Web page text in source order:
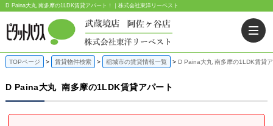
D Paina大丸 南多摩の1LDK賃貸アパート！｜株式会社東洋リーベスト
TOPページ 賃貸物件検索 稲城市の賃貸情報一覧 D Paina大丸 南多摩の1LDK賃貸
D Paina大丸 南多摩の1LDK賃貸アパート